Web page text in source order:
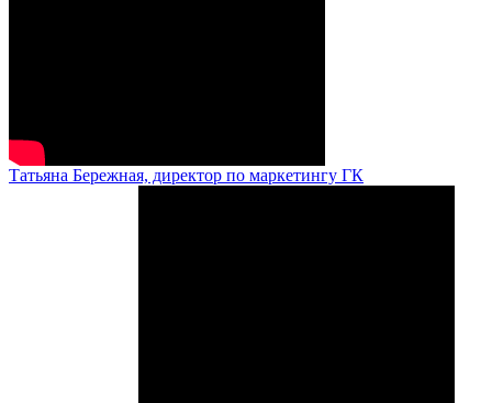
Татьяна Бережная, директор по маркетингу ГК